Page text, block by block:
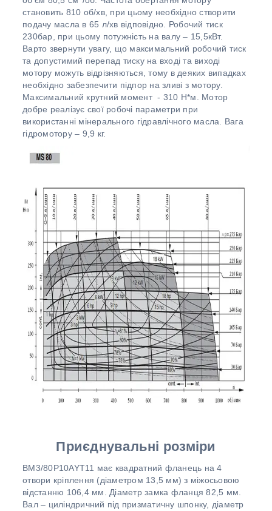
становить 810 об/хв, при цьому необхідно створити
подачу масла в 65 л/хв відповідно. Робочий тиск
230бар, при цьому потужність на валу – 15,5кВт.
Варто звернути увагу, що максимальний робочий тиск
та допустимий перепад тиску на вході та виході
мотору можуть відрізняються, тому в деяких випадках
необхідно забезпечити підпор на зливі з мотору.
Максимальний крутний момент - 310 Н*м. Мотор
добре реалізує свої робочі параметри при
використанні мінерального гідравлічного масла. Вага
гідромотору – 9,9 кг.
Приєднувальні розміри
BM3/80P10AYT11 має квадратний фланець на 4
отвори кріплення (діаметром 13,5 мм) з міжосьовою
відстанню 106,4 мм. Діаметр замка фланця 82,5 мм.
Вал – циліндричний під призматичну шпонку, діаметр